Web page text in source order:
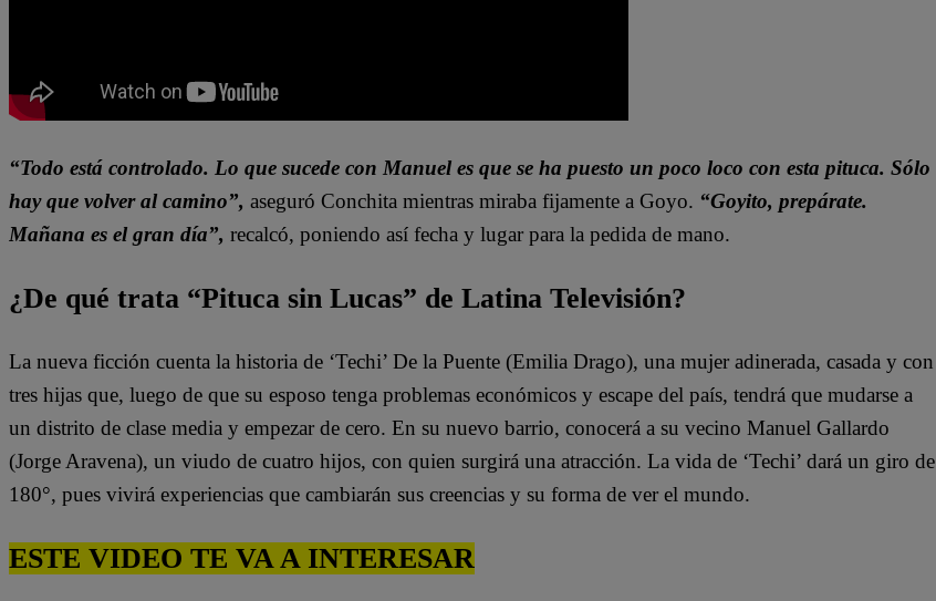
“Todo está controlado. Lo que sucede con Manuel es que se ha puesto un poco loco con esta pituca. Sólo
hay que volver al camino”, aseguró Conchita mientras miraba fijamente a Goyo. “Goyito, prepárate.
Mañana es el gran día”, recalcó, poniendo así fecha y lugar para la pedida de mano.
¿De qué trata “Pituca sin Lucas” de Latina Televisión?
La nueva ficción cuenta la historia de ‘Techi’ De la Puente (Emilia Drago), una mujer adinerada, casada y con
tres hijas que, luego de que su esposo tenga problemas económicos y escape del país, tendrá que mudarse a
un distrito de clase media y empezar de cero. En su nuevo barrio, conocerá a su vecino Manuel Gallardo
(Jorge Aravena), un viudo de cuatro hijos, con quien surgirá una atracción. La vida de ‘Techi’ dará un giro de
180°, pues vivirá experiencias que cambiarán sus creencias y su forma de ver el mundo.
ESTE VIDEO TE VA A INTERESAR